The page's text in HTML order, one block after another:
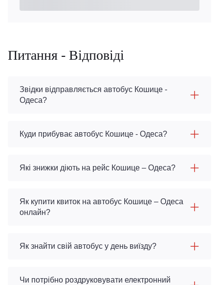
Питання - Відповіді
Звідки відправляється автобус Кошице -
Одеса?
Куди прибуває автобус Кошице - Одеса?
Які знижки діють на рейс Кошице – Одеса?
Як купити квиток на автобус Кошице – Одеса
онлайн?
Як знайти свій автобус у день виїзду?
Чи потрібно роздруковувати електронний